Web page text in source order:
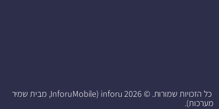
כל הזכויות שמורות. © 2026 inforu (InforuMobile, מבית שמיר
מערכות).